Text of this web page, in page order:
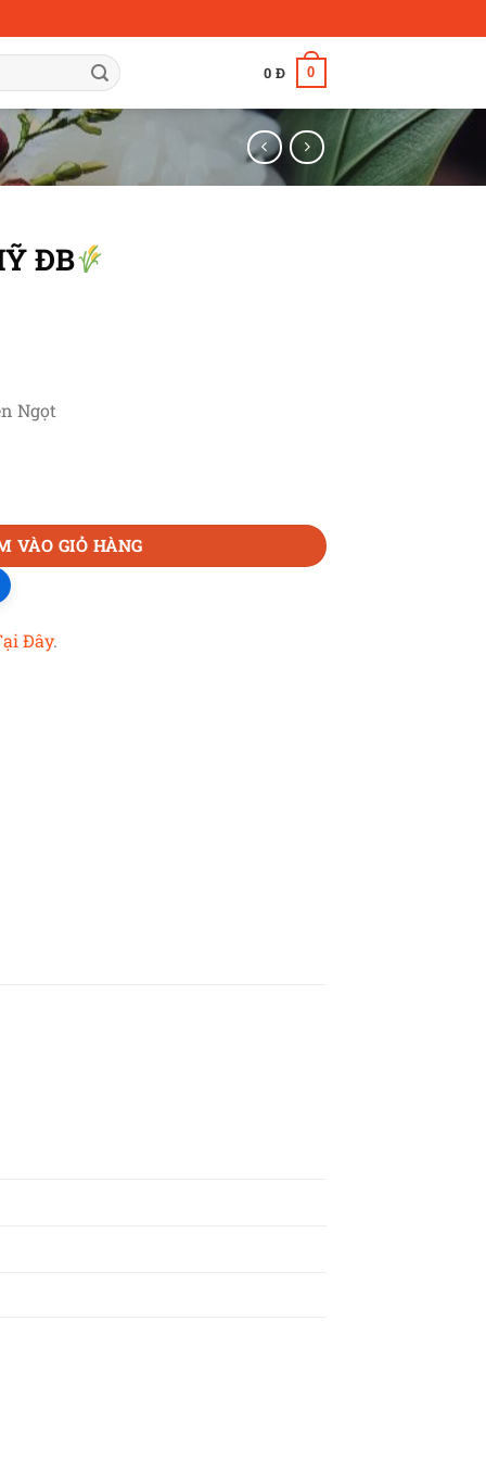
0 Đ 0
ĐB
Ngọt
VÀO GIỎ HÀNG
Đây.